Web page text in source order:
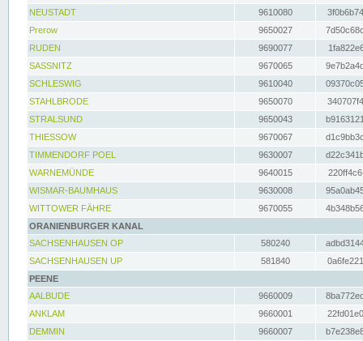
NEUSTADT
9610080
Prerow
9650027
RUDEN
9690077
SASSNITZ
9670065
SCHLESWIG
9610040
STAHLBRODE
9650070
STRALSUND
9650043
THIESSOW
9670067
TIMMENDORF POEL
9630007
WARNEMÜNDE
9640015
WISMAR-BAUMHAUS
9630008
WITTOWER FÄHRE
9670055
ORANIENBURGER KANAL
SACHSENHAUSEN OP
580240
SACHSENHAUSEN UP
581840
PEENE
AALBUDE
9660009
ANKLAM
9660001
DEMMIN
9660007